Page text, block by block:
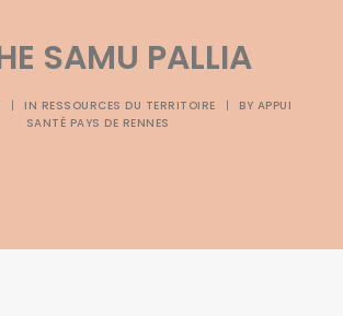
Les formations ETP
Contacts
SAMU PALLIA
| IN RESSOURCES DU TERRITOIRE | BY APPUI
SANTÉ PAYS DE RENNES